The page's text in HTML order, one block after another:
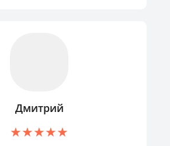
Дмитрий